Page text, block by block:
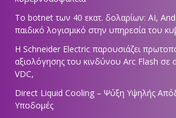
Το botnet των 40 εκατ. δολαρίων: AI,
παιδικό λογισμικό στην υπηρεσία του
Η Schneider Electric παρουσιάζει
αξιολόγησης του κινδύνου Arc Flash σε
VDC,
Direct Liquid Cooling – Ψύξη Υψηλής
Υποδομές